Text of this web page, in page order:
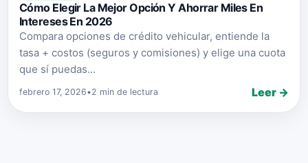
Cómo Elegir La Mejor Opción Y Ahorrar Miles En
Intereses En 2026
Compara opciones de crédito vehicular, entiende la
tasa + costos (seguros y comisiones) y elige una cuota
que sí puedas...
febrero 17, 2026•2 min de lectura Leer →